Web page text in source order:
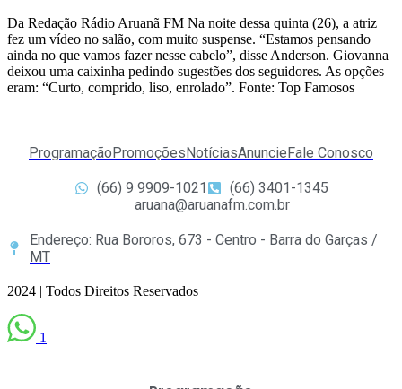
Da Redação Rádio Aruanã FM Na noite dessa quinta (26), a atriz
fez um vídeo no salão, com muito suspense. “Estamos pensando
ainda no que vamos fazer nesse cabelo”, disse Anderson. Giovanna
deixou uma caixinha pedindo sugestões dos seguidores. As opções
eram: “Curto, comprido, liso, enrolado”. Fonte: Top Famosos
Programação Promoções NotíciasAnuncie Fale Conosco
(66) 9 9909-1021
(66) 3401-1345
aruana@aruanafm.com.br
Endereço: Rua Bororos, 673 - Centro - Barra do Garças /
MT
2024 | Todos Direitos Reservados
1